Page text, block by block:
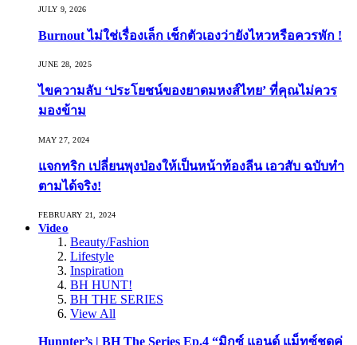
JULY 9, 2026
Burnout ไม่ใช่เรื่องเล็ก เช็กตัวเองว่ายังไหวหรือควรพัก !
JUNE 28, 2025
ไขความลับ ‘ประโยชน์ของยาดมหงส์ไทย’ ที่คุณไม่ควร
มองข้าม
MAY 27, 2024
แจกทริก เปลี่ยนพุงป่องให้เป็นหน้าท้องลีน เอวสับ ฉบับทำ
ตามได้จริง!
FEBRUARY 21, 2024
Video
Beauty/Fashion
Lifestyle
Inspiration
BH HUNT!
BH THE SERIES
View All
Hunnter’s | BH The Series Ep.4 “มิกซ์ แอนด์ แม็ทซ์ชุดคู่